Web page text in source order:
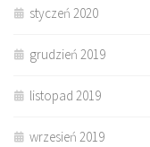
styczeń 2020
grudzień 2019
listopad 2019
wrzesień 2019